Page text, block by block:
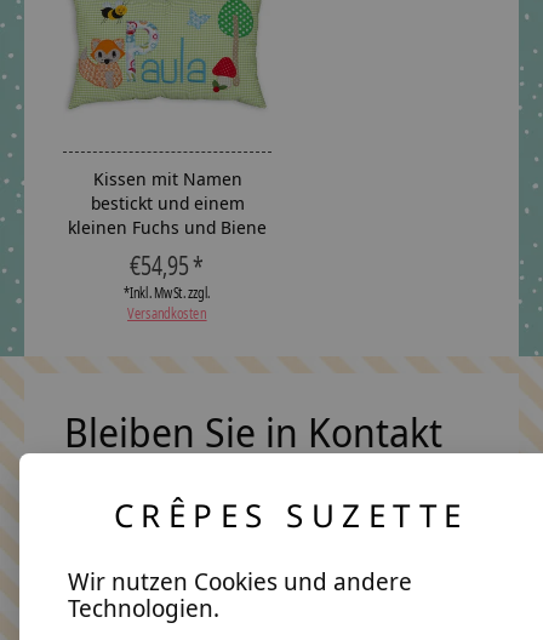
Kissen mit Namen
bestickt und einem
kleinen Fuchs und Biene
€54,95 *
*Inkl. MwSt. zzgl.
Versandkosten
Bleiben Sie in Kontakt
Keine Sorge, wir übertreiben es nicht
CRÊPES SUZETTE
Wir nutzen Cookies und andere
Technologien.